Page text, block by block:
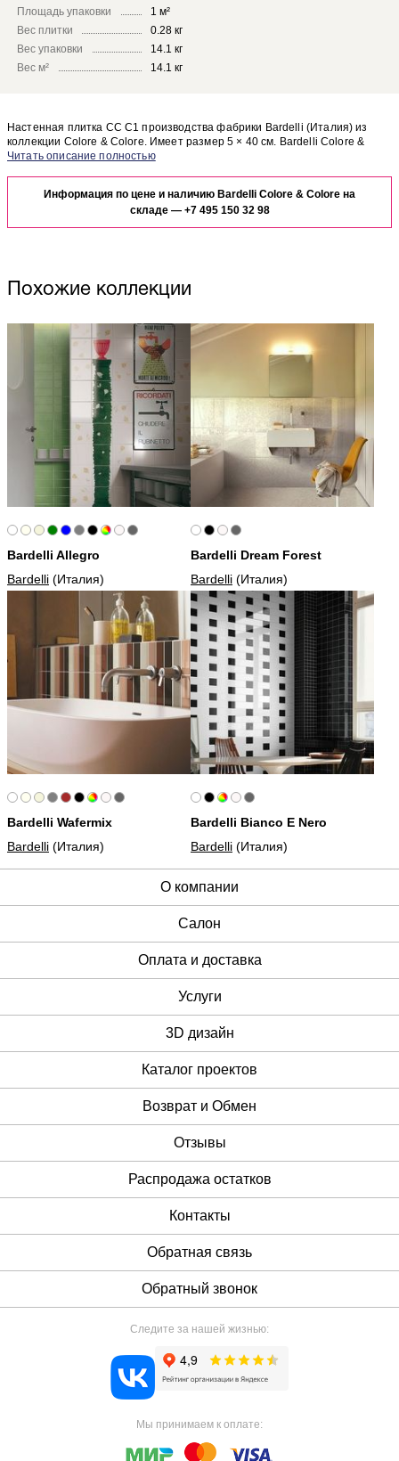
Площадь упаковки
1 м²
Вес плитки
0.28 кг
Вес упаковки
14.1 кг
Вес м²
14.1 кг
Настенная плитка CC C1 производства фабрики Bardelli (Италия) из
коллекции Colore & Colore. Имеет размер 5 × 40 см. Bardelli Colore &
Colore CC C1 отлично сочетается с другими элементами коллекции
отделке Вашего помещения, закажите бесплатный дизайн-проект с
использованием элементов коллекции Bardelli Colore & Colore.
Информация по цене и наличию Bardelli Colore & Colore на
складе — +7 495 150 32 98
Похожие коллекции
Bardelli Allegro
Bardelli (Италия)
Bardelli Dream Forest
Bardelli (Италия)
Bardelli Wafermix
Bardelli (Италия)
Bardelli Bianco E Nero
Bardelli (Италия)
О компании
Cалон
Оплата и доставка
Услуги
3D дизайн
Каталог проектов
Возврат и Обмен
Отзывы
Распродажа остатков
Контакты
Обратная связь
Обратный звонок
Следите за нашей жизнью:
Мы принимаем к оплате: